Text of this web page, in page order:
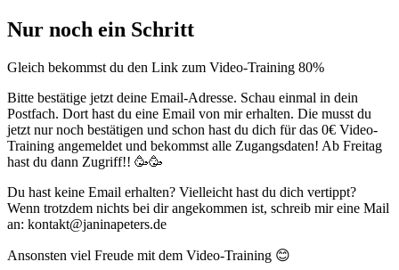
Nur noch ein Schritt
Gleich bekommst du den Link zum Video-Training 80%
Bitte bestätige jetzt deine Email-Adresse. Schau einmal in dein
Postfach. Dort hast du eine Email von mir erhalten. Die musst du
jetzt nur noch bestätigen und schon hast du dich für das 0€ Video-
Training angemeldet und bekommst alle Zugangsdaten! Ab Freitag
hast du dann Zugriff!! 🥳🥳
Du hast keine Email erhalten? Vielleicht hast du dich vertippt?
Wenn trotzdem nichts bei dir angekommen ist, schreib mir eine Mail
an: kontakt@janinapeters.de
Ansonsten viel Freude mit dem Video-Training 😊